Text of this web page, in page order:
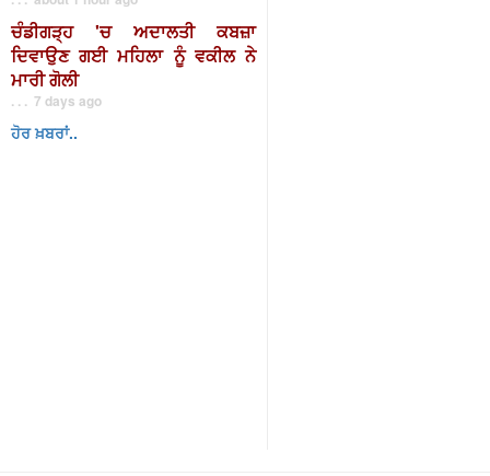
ਚੰਡੀਗੜ੍ਹ 'ਚ ਅਦਾਲਤੀ ਕਬਜ਼ਾ
ਦਿਵਾਉਣ ਗਈ ਮਹਿਲਾ ਨੂੰ ਵਕੀਲ ਨੇ
ਮਾਰੀ ਗੋਲੀ
. . . 7 days ago
ਹੋਰ ਖ਼ਬਰਾਂ..